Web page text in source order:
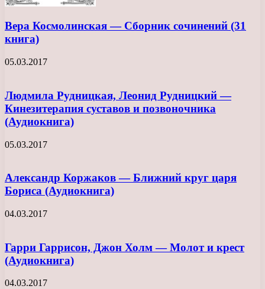
Вера Космолинская — Сборник сочинений (31
книга)
05.03.2017
Людмила Рудницкая, Леонид Рудницкий —
Кинезитерапия суставов и позвоночника
(Аудиокнига)
05.03.2017
Александр Коржаков — Ближний круг царя
Бориса (Аудиокнига)
04.03.2017
Гарри Гаррисон, Джон Холм — Молот и крест
(Аудиокнига)
04.03.2017